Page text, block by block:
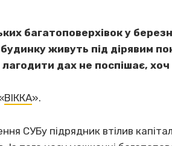
багатоповерхівок у
живуть під дірявим
дах не поспішає,
ВІККА».
СУБу підрядник втілив